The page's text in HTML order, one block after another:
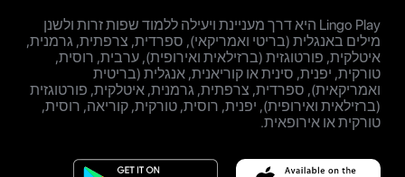
Lingo Play היא דרך מעניינת ויעילה ללמוד שפות זרות ולשנן
מילים באנגלית (בריטי ואמריקאי), ספרדית, צרפתית, גרמנית,
איטלקית, פורטוגזית (ברזילאית ואירופית), ערבית, רוסית,
טורקית, יפנית, סינית או קוריאנית, אנגלית (בריטית
ואמריקאית), ספרדית, צרפתית, גרמנית, איטלקית, פורטוגזית
(ברזילאית ואירופית), יפנית, רוסית, טורקית, קוריאה, רוסית,
טורקית או אירופאית.